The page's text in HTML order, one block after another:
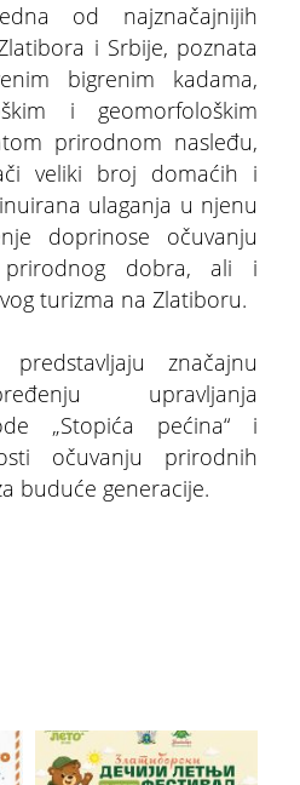
od najznačajnijih
i Srbije, poznata
bigrenim kadama,
i geomorfološkim
prirodnom nasleđu,
veliki broj domaćih i
ulaganja u njenu
doprinose očuvanju
prirodnog dobra, ali i
turizma na Zlatiboru.
značajnu
upravljanja
„Stopića pećina“ i
očuvanju prirodnih
buduće generacije.
Stopića pećina